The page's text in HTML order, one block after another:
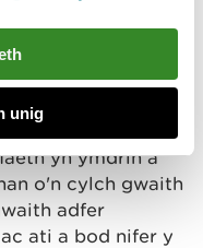
unig
yn ymdrin â
o'n cylch gwaith
adfer
ati a bod nifer y